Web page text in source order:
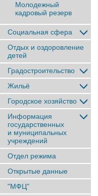
Молодежный
кадровый резерв
Социальная сфера
Отдых и оздоровление
детей
Градостроительство
Жильё
Городское хозяйство
Информация
государственных
и муниципальных
учреждений
Отдел режима
Открытые данные
"МФЦ"